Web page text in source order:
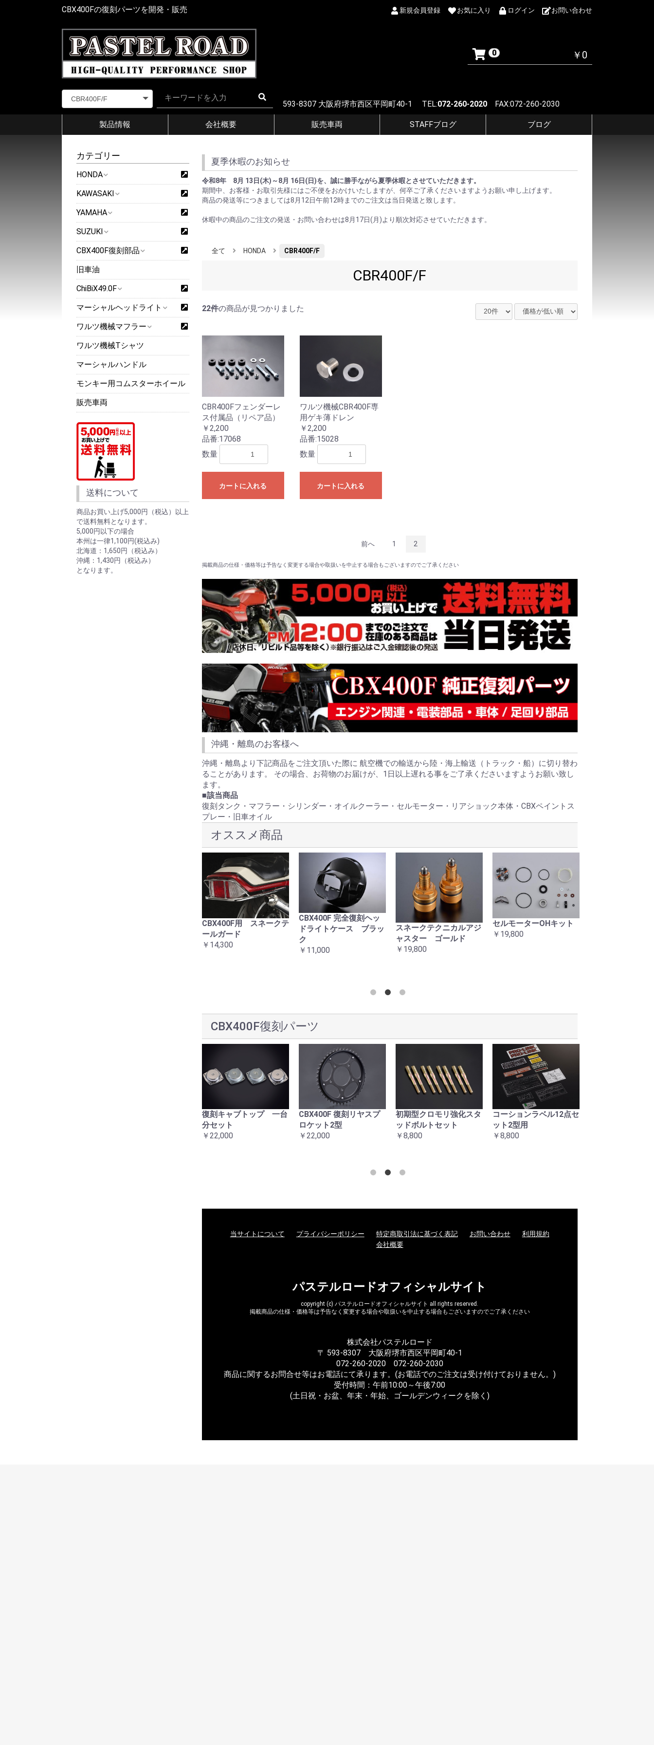
CBX400Fの復刻パーツを開発・販売 新規会員登録 お気に入り ログイン お問い合わせ
0 ￥0
593-8307 大阪府堺市西区平岡町40-1 TEL:072-260-2020 FAX:072-260-2030
製品情報 会社概要 販売車両 STAFFブログ ブログ
カテゴリー
HONDA
KAWASAKI
YAMAHA
SUZUKI
CBX400F復刻部品
旧車油
ChiBiX49.0F
マーシャルヘッドライト
ワルツ機械マフラー
ワルツ機械Tシャツ
マーシャルハンドル
モンキー用コムスターホイール
販売車両
送料について
商品お買い上げ5,000円（税込）以上
で送料無料となります。
5,000円以下の場合
本州は一律1,100円(税込み)
北海道：1,650円（税込み）
沖縄：1,430円（税込み）
となります。
夏季休暇のお知らせ
令和8年 8月 13日(木)～8月 16日(日)を、誠に勝手ながら夏季休暇とさせていただきます。
期間中、お客様・お取引先様にはご不便をおかけいたしますが、何卒ご了承くださいますようお願い申し上げます。
商品の発送等につきましては8月12日午前12時までのご注文は当日発送と致します。
休暇中の商品のご注文の発送・お問い合わせは8月17日(月)より順次対応させていただきます。
全て HONDA CBR400F/F
CBR400F/F
22件の商品が見つかりました
CBR400Fフェンダーレ
ス付属品（リペア品）
￥2,200
品番:17068
数量
カートに入れる
ワルツ機械CBR400F専
用ゲキ薄ドレン
￥2,200
品番:15028
数量
カートに入れる
お買い物を続ける カートへ進む
前へ 1 2
掲載商品の仕様・価格等は予告なく変更する場合や取扱いを中止する場合もございますのでご了承ください
沖縄・離島のお客様へ
沖縄・離島より下記商品をご注文頂いた際に 航空機での輸送から陸・海上輸送（トラック・船）に切り替わ
ることがあります。 その場合、お荷物のお届けが、1日以上遅れる事をご了承くださいますようお願い致し
ます。
■該当商品
復刻タンク・マフラー・シリンダー・オイルクーラー・セルモーター・リアショック本体・CBXペイントス
プレー・旧車オイル
オススメ商品
CBX400F用 スネークテ
ールガード
￥14,300
CBX400F 完全復刻ヘッ
ドライトケース ブラッ
ク
￥11,000
スネークテクニカルアジ
ャスター ゴールド
￥19,800
セルモーターOHキット
￥19,800
CBX400F復刻パーツ
復刻キャブトップ 一台
分セット
￥22,000
CBX400F 復刻リヤスプ
ロケット2型
￥22,000
初期型クロモリ強化スタ
ッドボルトセット
￥8,800
コーションラベル12点セ
ット2型用
￥8,800
当サイトについて プライバシーポリシー 特定商取引法に基づく表記 お問い合わせ
利用規約
会社概要
パステルロードオフィシャルサイト
copyright (c) パステルロードオフィシャルサイト all rights reserved.
掲載商品の仕様・価格等は予告なく変更する場合や取扱いを中止する場合もございますのでご了承ください
株式会社パステルロード
〒 593-8307 大阪府堺市西区平岡町40-1
072-260-2020 072-260-2030
商品に関するお問合せ等はお電話にて承ります。(お電話でのご注文は受け付けておりません。)
受付時間：午前10:00～午後7:00
(土日祝・お盆、年末・年始、ゴールデンウィークを除く)